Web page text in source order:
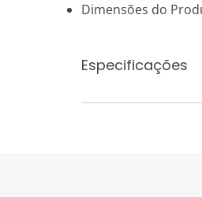
Dimensões do
Especificações